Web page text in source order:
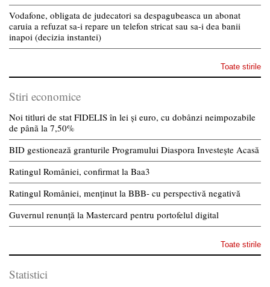
Vodafone, obligata de judecatori sa despagubeasca un abonat
caruia a refuzat sa-i repare un telefon stricat sau sa-i dea banii
inapoi (decizia instantei)
Toate stirile
Stiri economice
Noi titluri de stat FIDELIS în lei și euro, cu dobânzi neimpozabile
de pânã la 7,50%
BID gestionează granturile Programului Diaspora Investește Acasă
Ratingul României, confirmat la Baa3
Ratingul României, menținut la BBB- cu perspectivă negativă
Guvernul renunță la Mastercard pentru portofelul digital
Toate stirile
Statistici